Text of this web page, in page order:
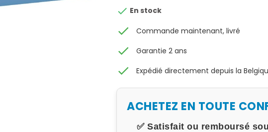
 En stock
check Commande maintenant, livré
check Garantie 2 ans
check Expédié directement depuis la
ACHETEZ EN TOUTE
✅ Satisfait ou remboursé